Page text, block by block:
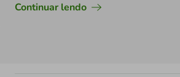
Continuar lendo